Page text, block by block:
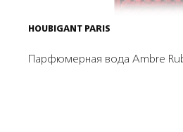
HOUBIGANT PARIS
Парфюмерная вода Ambre